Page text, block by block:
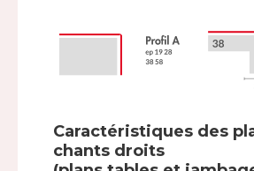
Caractéristiques des
chants droits